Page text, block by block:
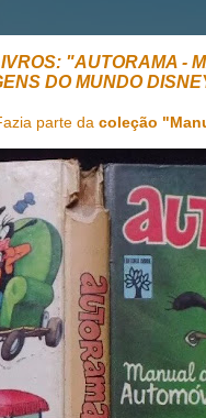
"AUTORAMA -
DO MUNDO
parte da coleção